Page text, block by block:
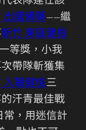
出國備藥——繼
新竹 東區健檢
等獎，小我
帶隊斬獲集
入職健檢三
汗青最佳戰
常，用迷信計